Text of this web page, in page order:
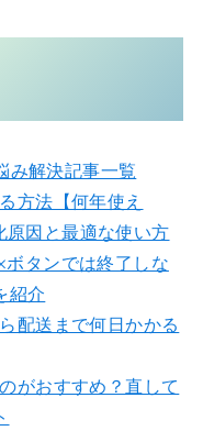
み解決記事一覧
方法【何年使え
原因と最適な使い方
タンでは終了しな
紹介
配送まで何日かかる
がおすすめ？直して